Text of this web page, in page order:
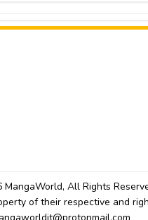
MangaWorld, All Rights
of their respective and